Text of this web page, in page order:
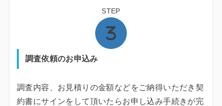
STEP
調査依頼のお申込み
調査内容、お見積りの金額などをご納得いただき契
約書にサインをして頂いたらお申し込み手続きが完